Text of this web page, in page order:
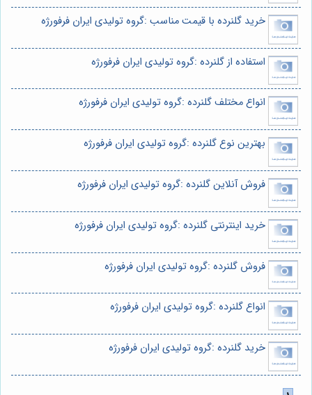
خرید گلنرده با قیمت مناسب :گروه تولیدی ایران فرفورژه
استفاده از گلنرده :گروه تولیدی ایران فرفورژه
انواع مختلف گلنرده :گروه تولیدی ایران فرفورژه
بهترین نوع گلنرده :گروه تولیدی ایران فرفورژه
فروش آنلاین گلنرده :گروه تولیدی ایران فرفورژه
خرید اینترنتی گلنرده :گروه تولیدی ایران فرفورژه
فروش گلنرده :گروه تولیدی ایران فرفورژه
انواع گلنرده :گروه تولیدی ایران فرفورژه
خرید گلنرده :گروه تولیدی ایران فرفورژه